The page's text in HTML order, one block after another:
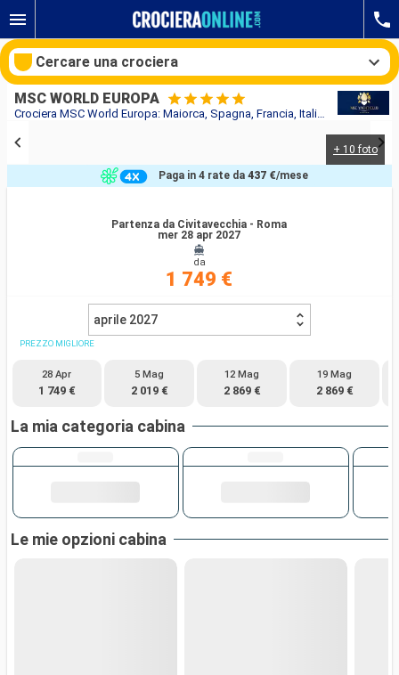
Crociera MSC World Europa: Maiorca, Spagna, Francia, Italia in partenza da Civitavecchia - Roma
MSC WORLD EUROPA
+ 10 foto
Partenza da Civitavecchia - Roma
mer 28 apr 2027
da
1 749 €
Paga in 4 rate da437 €/mese
aprile 2027
PREZZO MIGLIORE
28 Apr
1 749 €
5 Mag
2 019 €
12 Mag
2 869 €
19 Mag
2 869 €
La mia categoria cabina
Le mie opzioni cabina
Cercare una crociera
Compagnie
Ricerca